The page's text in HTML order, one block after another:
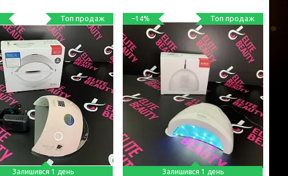
Залишився 1 день
Топ продаж –14%
Залишився 1 день
Топ продаж